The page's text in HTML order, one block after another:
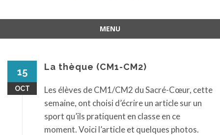
MENU
15
OCT
La thèque (CM1-CM2)
Les élèves de CM1/CM2 du Sacré-Cœur, cette
semaine, ont choisi d’écrire un article sur un
sport qu’ils pratiquent en classe en ce
moment. Voici l’article et quelques photos.